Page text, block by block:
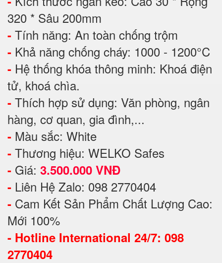
320 * Sâu 200mm
- Tính năng: An toàn chống trộm
- Khả năng chống cháy: 1000 - 1200°C
- Hệ thống khóa thông minh: Khoá điện
tử, khoá chìa.
- Thích hợp sử dụng: Văn phòng, ngân
hàng, cơ quan, gia đình,...
- Màu sắc: White
- Thương hiệu: WELKO Safes
- Giá: 3.500.000 VNĐ
- Liên Hệ Zalo: 098 2770404
- Cam Kết Sản Phẩm Chất Lượng Cao:
Mới 100%
- Hotline International 24/7: 098
2770404